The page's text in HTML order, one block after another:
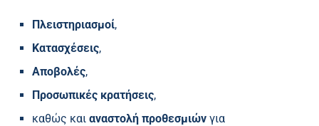
Πλειστηριασμοί,
Κατασχέσεις,
Αποβολές,
Προσωπικές κρατήσεις,
καθώς και αναστολή προθεσμιών για